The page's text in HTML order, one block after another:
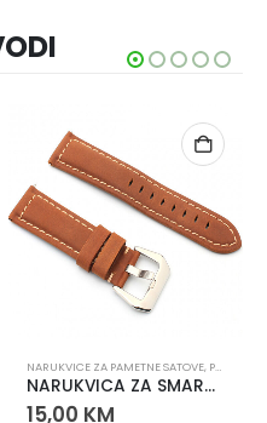
NARUKVICE ZA PAMETNE SATOVE, PAMETNI SATOVI
NARUKVICA ZA SMART WATCH 22mm KOŽNA SMEĐA
15,00 KM